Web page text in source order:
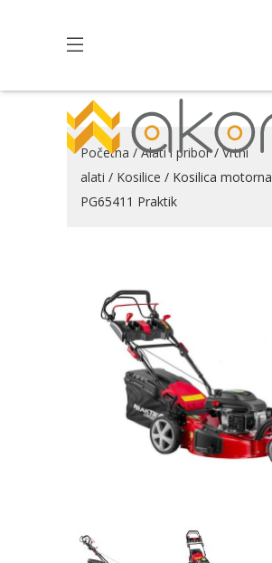
Početna /Alati i pribor/Vrtni
alati / Kosilice / Kosilica motorna
PG65411 Praktik